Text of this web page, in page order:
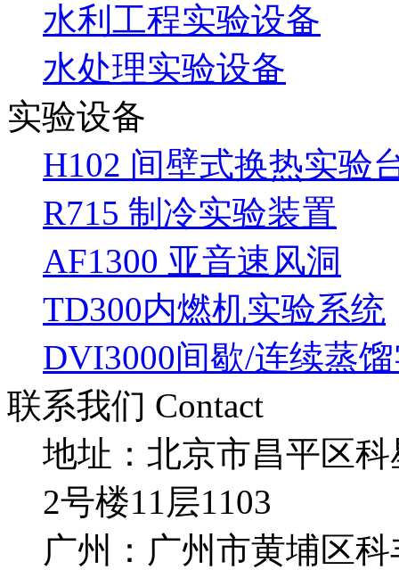
水利工程实验设备
水处理实验设备
实验设备
H102 间壁式换热实验
R715 制冷实验装置
AF1300 亚音速风洞
TD300内燃机实验系统
DVI3000间歇/连续蒸
联系我们 Contact
地址：北京市昌平区
2号楼11层1103
广州：广州市黄埔区